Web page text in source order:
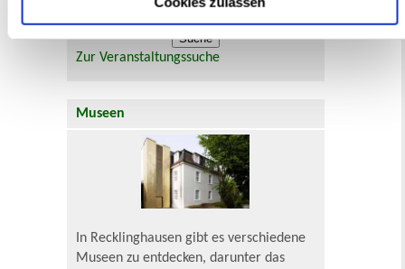
Zur Veranstaltungssuche
Museen
In Recklinghausen gibt es verschiedene
Museen zu entdecken, darunter das